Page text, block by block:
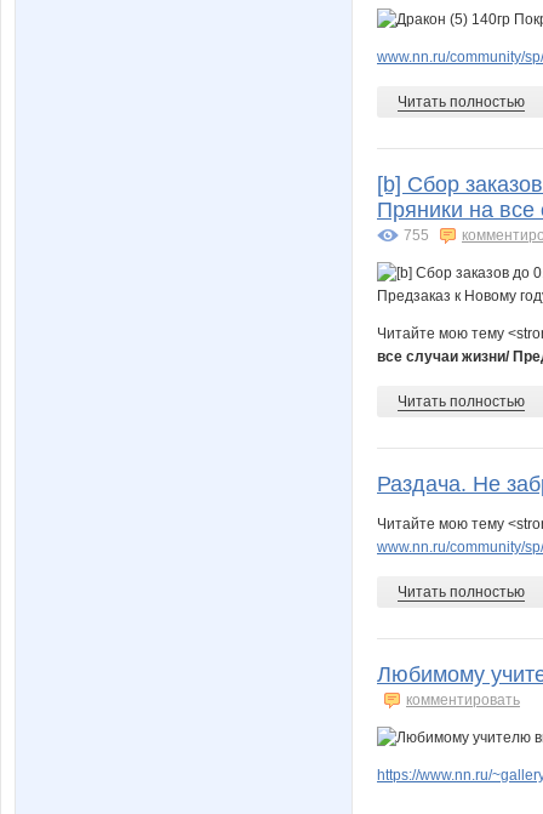
www.nn.ru/community/
Читать полностью
[b] Сбор
Пряники на все
755
Читайте мою тему
все случаи жизни/
Читать полностью
Раздача. Не
Читайте мою тему
www.nn.ru/community/
Читать полностью
Любимому
комментировать
https://www.nn.ru/